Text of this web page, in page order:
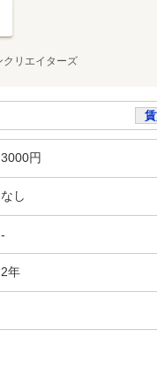
リエイターズ
3000円
なし
-
2年